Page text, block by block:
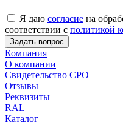
Я даю согласие на
соответствии с политикой
Задать вопрос
Компания
О компании
Свидетельство СРО
Отзывы
Реквизиты
RAL
Каталог